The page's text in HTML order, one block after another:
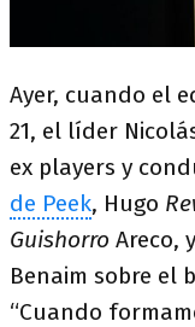
Ayer, cuando el
21, el líder
ex players y
de Peek, Hugo
Guishorro Areco,
Benaim sobre el
“Cuando